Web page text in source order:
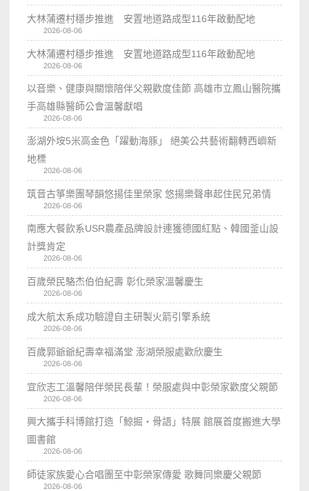
大林蒲遷村穩步推進 安置地道路成型116年啟動配地
2026-08-06
大林蒲遷村穩步推進 安置地道路成型116年啟動配地
2026-08-06
以音樂、健康與關懷陪伴父親歡度佳節 高雄市立鳳山醫院攜
手高雄縣醫師公會溫馨獻唱
2026-08-06
澎湖外垵5米高金色「躍動海豚」 絕美公共藝術翻轉西嶼新
地標
2026-08-06
筑音古箏樂團琴韻悠揚佳里榮家 悠揚樂聲串起住民兄弟情
2026-08-06
南應大餐飲系USR農產品牌設計連獲德國紅點、韓國釜山設
計獎肯定
2026-08-06
百歲榮民駱杰伯伯紀壽 彰化榮家溫馨慶生
2026-08-06
成大航太系成功驗證自主研製火箭引擎系統
2026-08-06
百歲郭爺爺紀壽幸福滿堂 澎湖榮服處歡欣慶生
2026-08-06
宜欣志工溫馨陪伴榮民長輩！榮服處與中彰榮家歡度父親節
2026-08-06
興大攜手科博館打造「鯨掘・骨語」特展 館展首度搬進大學
圖書館
2026-08-06
師徒家族愛心合唱團至中彰榮家傳愛 歌舞同樂慶父親節
2026-08-06